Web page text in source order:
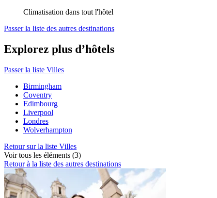
Climatisation dans tout l'hôtel
Passer la liste des autres destinations
Explorez plus d’hôtels
Passer la liste Villes
Birmingham
Coventry
Edimbourg
Liverpool
Londres
Wolverhampton
Retour sur la liste Villes
Voir tous les éléments (3)
Retour à la liste des autres destinations